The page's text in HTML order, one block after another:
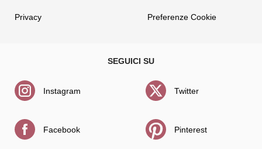
Privacy Preferenze Cookie
Instagram
Facebook
Twitter
Pinterest